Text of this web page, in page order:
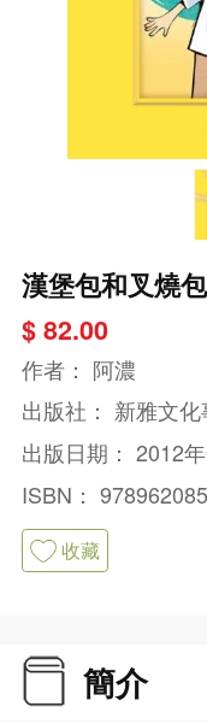
漢堡包和叉燒
$ 82.00
作者： 阿濃
出版社： 新雅文
出版日期： 2012
ISBN：
收藏
簡介